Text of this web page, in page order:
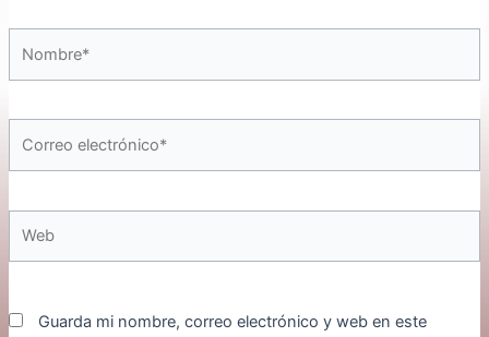
electrónico*
Guarda mi nombre, correo electrónico y web en este